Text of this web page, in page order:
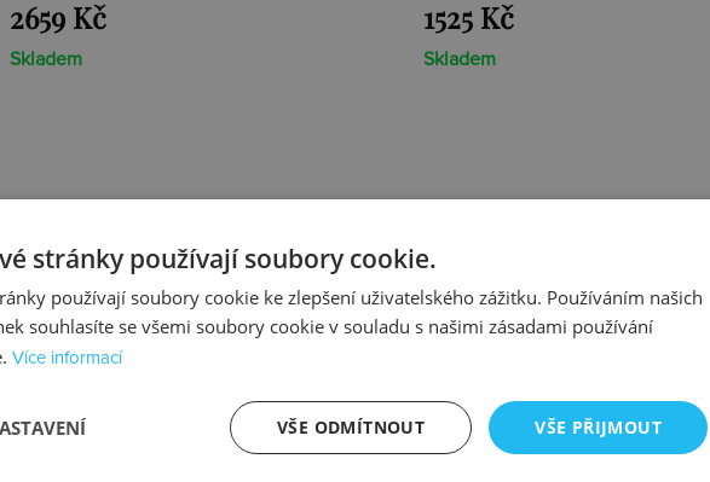
1525 Kč
Skladem
1467 Kč
Skladem
z rhodiovaného nebo zlaceného stříbra prvotřídní kvality(925/
stříbrným řetízkem . Každý přívěsek je osazen pravým
kolekce - jedinečnouEmozionia roztomilouCharms.
stránky používají soubory cookie.
používají soubory cookie ke zlepšení uživatelského zážitku. Používáním našich
souhlasíte se všemi soubory cookie v souladu s našimi zásadami používání
Více informací
VŠE PŘIJMOUT
VŠE ODMÍTNOUT